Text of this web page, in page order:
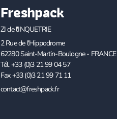
Freshpack
ZI de l'INQUETRIE
2 Rue de l'Hippodrome
62280 Saint-Martin-Boulogne - FRANCE
Tél. +33 (0)3 21 99 04 57
Fax +33 (0)3 21 99 71 11
contact@freshpack.fr